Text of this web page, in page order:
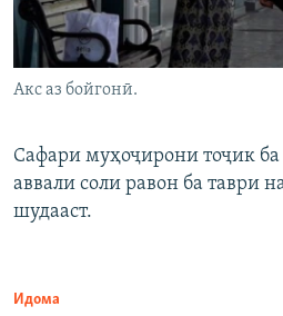
Акс аз бойгонӣ.
Сафари муҳоҷирони тоҷик
аввали соли равон ба таври
шудааст.
Идома